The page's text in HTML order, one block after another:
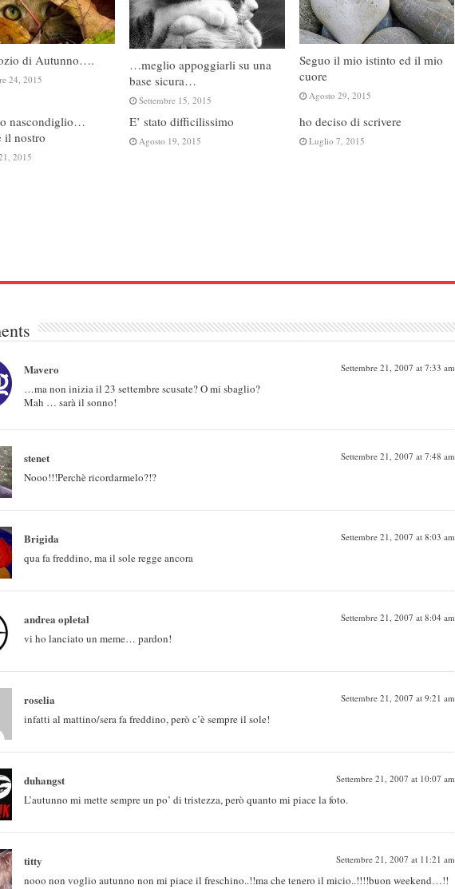
di Autunno….
24, 2015
…meglio appoggiarli su una
base sicura…
Settembre 15, 2015
Seguo il mio istinto ed il mio
cuore
Agosto 29, 2015
nascondiglio…
il nostro
2015
E’ stato difficilissimo
Agosto 19, 2015
ho deciso di scrivere
Luglio 7, 2015
Mavero Settembre 21, 2007 at 7:33 am
…ma non inizia il 23 settembre scusate? O mi sbaglio?
Mah … sarà il sonno!
stenet Settembre 21, 2007 at 7:48 am
Nooo!!!Perchè ricordarmelo?!?
Brigida Settembre 21, 2007 at 8:03 am
qua fa freddino, ma il sole regge ancora
andrea opletal Settembre 21, 2007 at 8:04 am
vi ho lanciato un meme… pardon!
roselia Settembre 21, 2007 at 9:21 am
infatti al mattino/sera fa freddino, però c’è sempre il sole!
duhangst Settembre 21, 2007 at 10:07 am
L’autunno mi mette sempre un po’ di tristezza, però quanto mi piace la foto.
titty Settembre 21, 2007 at 11:21 am
nooo non voglio autunno non mi piace il freschino..!!ma che tenero il micio..!!!!buon weekend…!!